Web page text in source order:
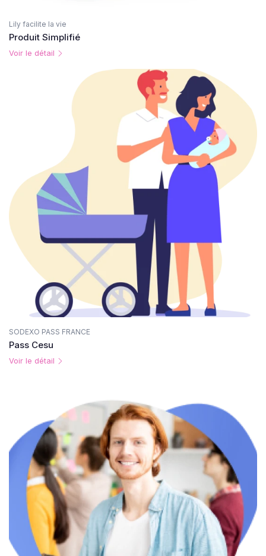
Lily facilite la vie
Produit Simplifié
Voir le détail
SODEXO PASS FRANCE
Pass Cesu
Voir le détail